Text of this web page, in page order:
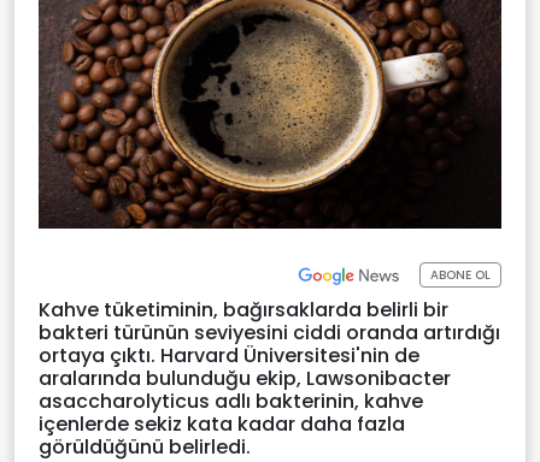
ABONE OL
Kahve tüketiminin, bağırsaklarda belirli bir
bakteri türünün seviyesini ciddi oranda artırdığı
ortaya çıktı. Harvard Üniversitesi'nin de
aralarında bulunduğu ekip, Lawsonibacter
asaccharolyticus adlı bakterinin, kahve
içenlerde sekiz kata kadar daha fazla
görüldüğünü belirledi.